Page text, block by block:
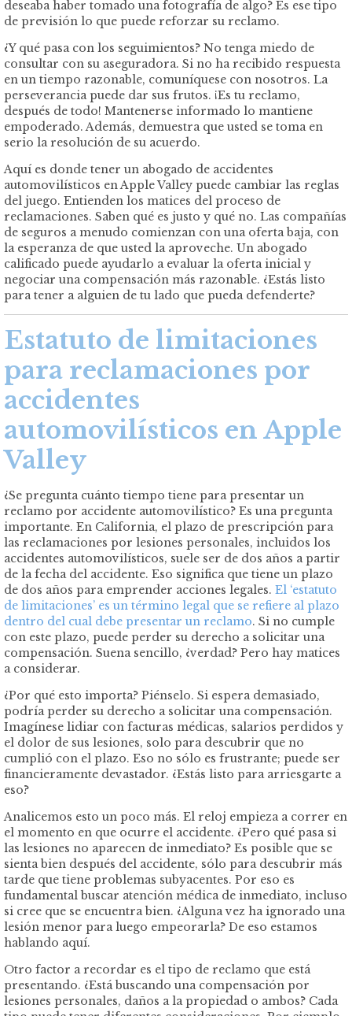
deseaba haber tomado una fotografía de algo? Es ese tipo
de previsión lo que puede reforzar su reclamo.
¿Y qué pasa con los seguimientos? No tenga miedo de
consultar con su aseguradora. Si no ha recibido respuesta
en un tiempo razonable, comuníquese con nosotros. La
perseverancia puede dar sus frutos. ¡Es tu reclamo,
después de todo! Mantenerse informado lo mantiene
empoderado. Además, demuestra que usted se toma en
serio la resolución de su acuerdo.
Aquí es donde tener un abogado de accidentes
automovilísticos en Apple Valley puede cambiar las reglas
del juego. Entienden los matices del proceso de
reclamaciones. Saben qué es justo y qué no. Las compañías
de seguros a menudo comienzan con una oferta baja, con
la esperanza de que usted la aproveche. Un abogado
calificado puede ayudarlo a evaluar la oferta inicial y
negociar una compensación más razonable. ¿Estás listo
para tener a alguien de tu lado que pueda defenderte?
Estatuto de limitaciones
para reclamaciones por
accidentes
automovilísticos en Apple
Valley
¿Se pregunta cuánto tiempo tiene para presentar un
reclamo por accidente automovilístico? Es una pregunta
importante. En California, el plazo de prescripción para
las reclamaciones por lesiones personales, incluidos los
accidentes automovilísticos, suele ser de dos años a partir
de la fecha del accidente. Eso significa que tiene un plazo
de dos años para emprender acciones legales. El ‘estatuto
de limitaciones’ es un término legal que se refiere al plazo
dentro del cual debe presentar un reclamo. Si no cumple
con este plazo, puede perder su derecho a solicitar una
compensación. Suena sencillo, ¿verdad? Pero hay matices
a considerar.
¿Por qué esto importa? Piénselo. Si espera demasiado,
podría perder su derecho a solicitar una compensación.
Imagínese lidiar con facturas médicas, salarios perdidos y
el dolor de sus lesiones, solo para descubrir que no
cumplió con el plazo. Eso no sólo es frustrante; puede ser
financieramente devastador. ¿Estás listo para arriesgarte a
eso?
Analicemos esto un poco más. El reloj empieza a correr en
el momento en que ocurre el accidente. ¿Pero qué pasa si
las lesiones no aparecen de inmediato? Es posible que se
sienta bien después del accidente, sólo para descubrir más
tarde que tiene problemas subyacentes. Por eso es
fundamental buscar atención médica de inmediato, incluso
si cree que se encuentra bien. ¿Alguna vez ha ignorado una
lesión menor para luego empeorarla? De eso estamos
hablando aquí.
Otro factor a recordar es el tipo de reclamo que está
presentando. ¿Está buscando una compensación por
lesiones personales, daños a la propiedad o ambos? Cada